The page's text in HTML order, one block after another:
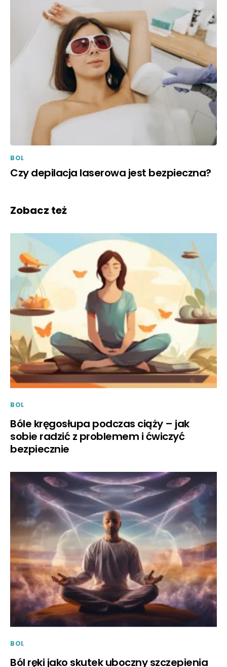
BOL
Czy depilacja laserowa jest bezpieczna?
Zobacz też
BOL
Bóle kręgosłupa podczas ciąży – jak
sobie radzić z problemem i ćwiczyć
bezpiecznie
BOL
Ból ręki jako skutek uboczny szczepienia